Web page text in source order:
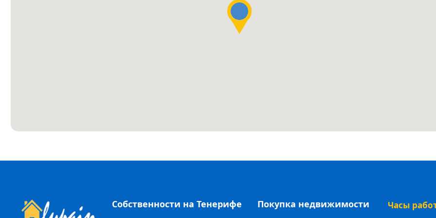
Собственности на Тенерифе
Покупка недвижимости
Часы